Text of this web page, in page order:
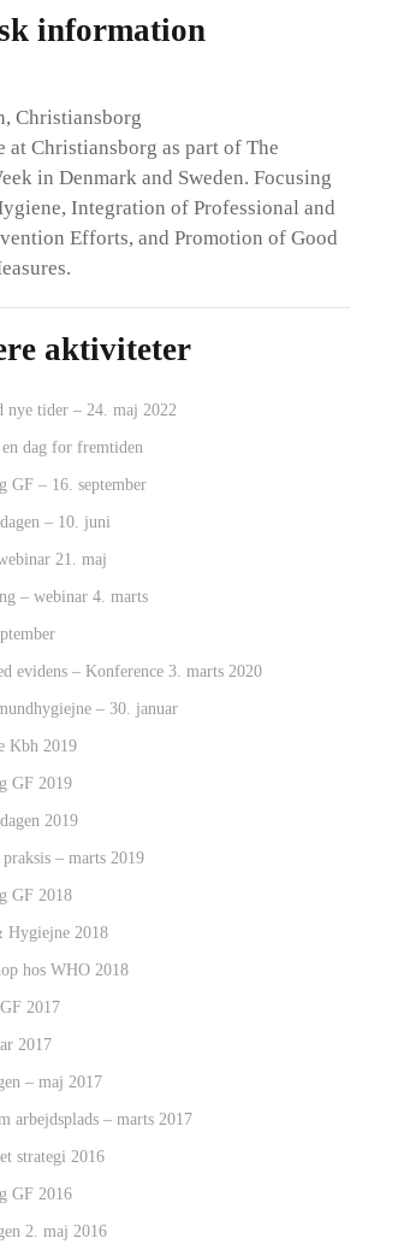
information
Christiansborg
at Christiansborg as part of The
in Denmark and Sweden. Focusing
Integration of Professional and
Efforts, and Promotion of Good
aktiviteter
nye tider – 24. maj 2022
dag for fremtiden
GF – 16. september
– 10. juni
21. maj
– webinar 4. marts
evidens – Konference 3. marts 2020
– 30. januar
Kbh 2019
GF 2019
2019
– marts 2019
GF 2018
Hygiejne 2018
hos WHO 2018
2017
2017
– maj 2017
arbejdsplads – marts 2017
strategi 2016
GF 2016
2. maj 2016